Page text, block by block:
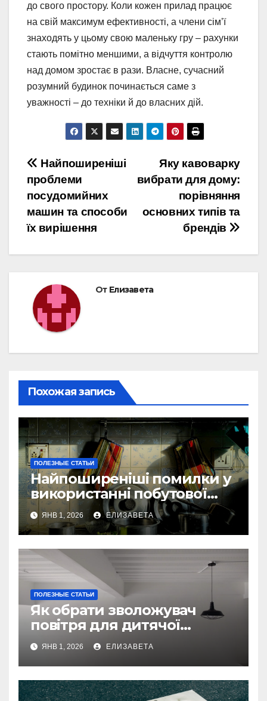
до свого простору. Коли кожен прилад працює
на свій максимум ефективності, а члени сім’ї
знаходять у цьому свою маленьку гру – рахунки
стають помітно меншими, а відчуття контролю
над домом зростає в рази. Власне, сучасний
розумний будинок починається саме з
уважності – до техніки й до власних дій.
Навигация
по
записям
Яку кавоварку
вибрати для дому:
порівняння
основних типів та
брендів
Найпоширеніші
проблеми
посудомийних
машин та способи
їх вирішення
От Елизавета
Похожая запись
ПОЛЕЗНЫЕ СТАТЬИ
Найпоширеніші помилки у
використанні побутової
техніки — та як їх уникнути
ЯНВ 1, 2026 ЕЛИЗАВЕТА
ПОЛЕЗНЫЕ СТАТЬИ
Як обрати зволожувач
повітря для дитячої
кімнати
ЯНВ 1, 2026 ЕЛИЗАВЕТА